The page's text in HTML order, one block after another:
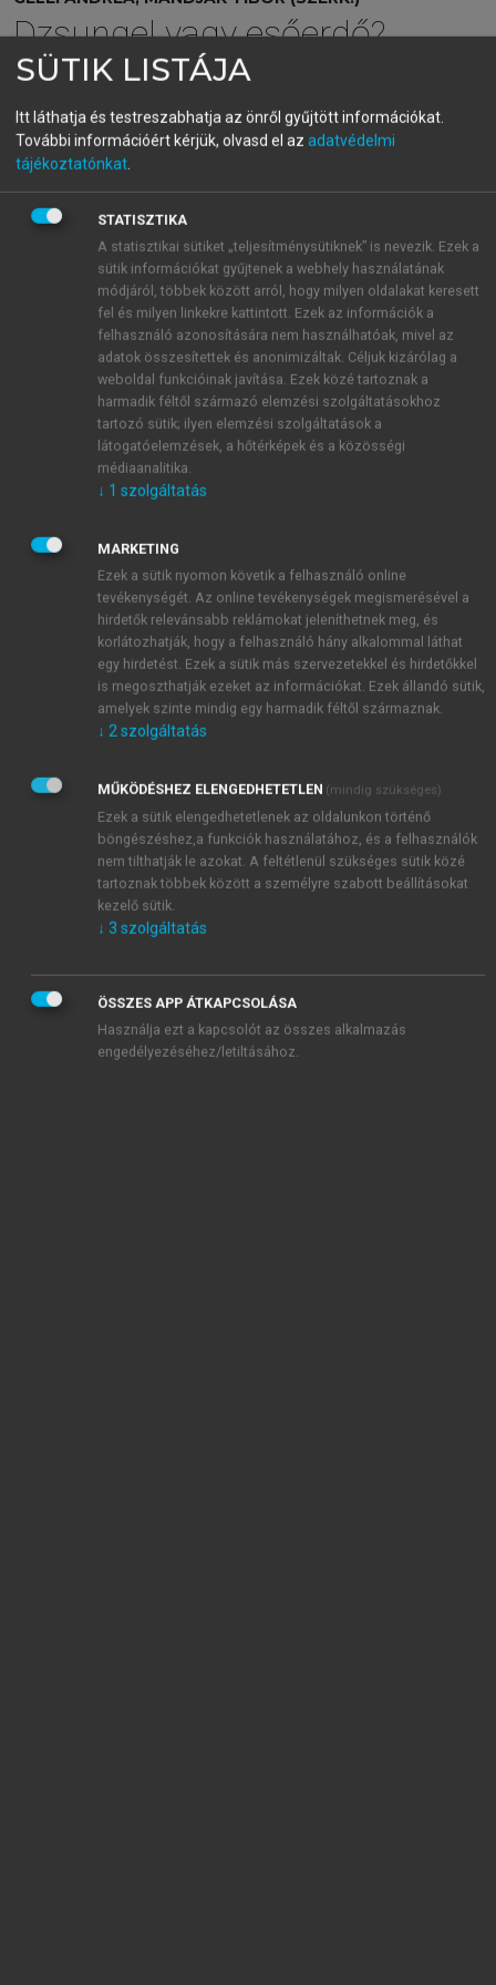
Dzsungel vagy esőerdő?
Az üzleti kapcsolatok hálózata
menu_book OLVASÁS
A megrendelő-beszállító
kapcsolatok fejlődése
E tanulmány nem azzal a céllal született, hogy a
beszállító vagy megrendelő partner kiválasztásának
okait elemezze (bár elismerjük, hogy ez is rendkívül
fontos kérdéskör). Ehelyett annak bemutatására
vállalkozunk, hogyan jön létre és hogyan fejlődik a
kapcsolat az idők során. E fejlődési folyamat
elemzése során a tanulmány öt evolúciós szakaszt
jegyeznünk, hogy ennek a bemutatandó fejlődési
folyamatnak az ismertetésével nem azt állítjuk, hogy
a kapcsolatok fejlődése elkerülhetetlenül végbe is
megy ezen a pályán. Egy adott kapcsolat
továbbfejlődése a konkrét szereplők vagy a
versenytárs beszállító, megrendelő vállalatok
cselekedeteitől függően akár el is maradhat, a
fejlődés akár vissza is fordulhat. A tanulmány során
hangsúlyozni, és azt, hogy a beszállító és a
megrendelő tevékenységei miben hasonlítanak. A
kapcsolat fejlődésének öt szakaszát az1. táblázat
foglalja össze. E szakaszok elemzése során
mindvégig a tapasztalat, a bizonytalanság, a távolság,
az elkötelezettség és az adaptáció dimenzióit
használjuk.
SÜTIK LISTÁJA
Itt láthatja és testreszabhatja az önről gyűjtött információkat.
További információért kérjük, olvasd el az adatvédelmi
tájékoztatónkat.
STATISZTIKA
A statisztikai sütiket „teljesítménysütiknek” is nevezik. Ezek a
sütik információkat gyűjtenek a webhely használatának
módjáról, többek között arról, hogy milyen oldalakat keresett
fel és milyen linkekre kattintott. Ezek az információk a
felhasználó azonosítására nem használhatóak, mivel az
adatok összesítettek és anonimizáltak. Céljuk kizárólag a
weboldal funkcióinak javítása. Ezek közé tartoznak a
harmadik féltől származó elemzési szolgáltatásokhoz
tartozó sütik; ilyen elemzési szolgáltatások a
látogatóelemzések, a hőtérképek és a közösségi
médiaanalitika.
↓ 1 szolgáltatás
MARKETING
Ezek a sütik nyomon követik a felhasználó online
tevékenységét. Az online tevékenységek megismerésével a
hirdetők relevánsabb reklámokat jeleníthetnek meg, és
korlátozhatják, hogy a felhasználó hány alkalommal láthat
egy hirdetést. Ezek a sütik más szervezetekkel és hirdetőkkel
is megoszthatják ezeket az információkat. Ezek állandó sütik,
amelyek szinte mindig egy harmadik féltől származnak.
↓ 2szolgáltatás
MŰKÖDÉSHEZ ELENGEDHETETLEN (mindig szükséges)
Ezek a sütik elengedhetetlenek az oldalunkon történő
böngészéshez,a funkciók használatához, és a felhasználók
nem tilthatják le azokat. A feltétlenül szükséges sütik közé
tartoznak többek között a személyre szabott beállításokat
kezelő sütik.
↓ 3 szolgáltatás
ÖSSZES APP ÁTKAPCSOLÁSA
Használja ezt a kapcsolót az összes alkalmazás
engedélyezéséhez/letiltásához.